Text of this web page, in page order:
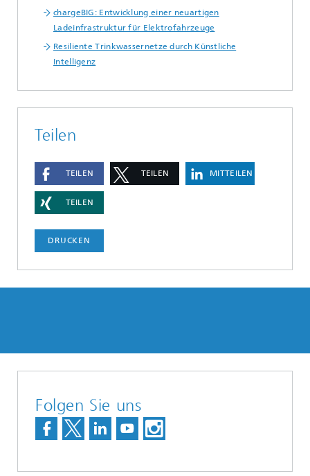
chargeBIG: Entwicklung einer neuartigen
Ladeinfrastruktur für Elektrofahrzeuge
Resiliente Trinkwassernetze durch Künstliche
Intelligenz
Teilen
TEILEN TEILEN MITTEILEN
TEILEN
DRUCKEN
Folgen Sie uns